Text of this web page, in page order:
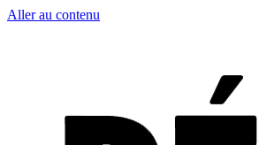
Aller au contenu